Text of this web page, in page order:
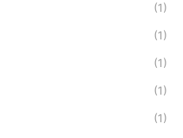
(1)
(1)
(1)
(1)
(1)